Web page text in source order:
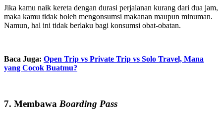
Jika kamu naik kereta dengan durasi perjalanan kurang dari dua jam,
maka kamu tidak boleh mengonsumsi makanan maupun minuman.
Namun, hal ini tidak berlaku bagi konsumsi obat-obatan.
Baca Juga: Open Trip vs Private Trip vs Solo Travel, Mana
yang Cocok Buatmu?
7. Membawa Boarding Pass